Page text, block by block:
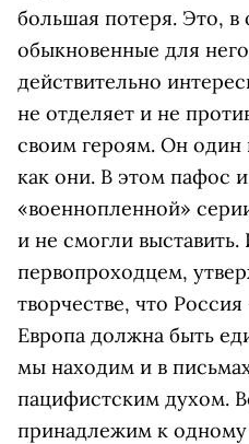
большая потеря. Это,
обыкновенные для
действительно
не отделяет и не
своим героям. Он один
как они. В этом пафос
«военнопленной»
и не смогли
первопроходцем,
творчестве, что
Европа должна быть
мы находим и в
пацифистским духом.
принадлежим к одному